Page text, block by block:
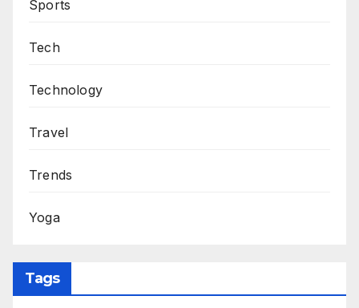
Sports
Tech
Technology
Travel
Trends
Yoga
Tags